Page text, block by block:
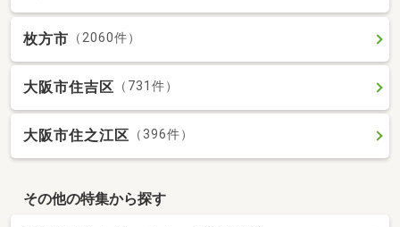
枚方市 （2060件）
大阪市住吉区 （731件）
大阪市住之江区 （396件）
その他の特集から探す